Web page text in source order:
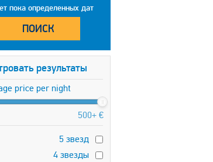
пока определенных дат
ПОИСК
результаты
price per night
500+ €
5 звезд
4 звезды